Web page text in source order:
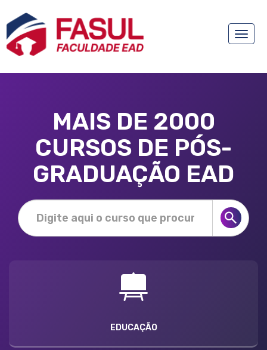
Toggle
MAIS DE 2000
CURSOS DE PÓS-
GRADUAÇÃO EAD
EDUCAÇÃO